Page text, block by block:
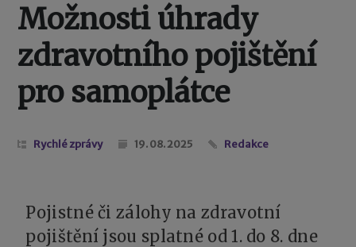
Možnosti úhrady
zdravotního pojištění
pro samoplátce
Rychlé zprávy 19. 08. 2025 Redakce
Pojistné či zálohy na zdravotní
pojištění jsou splatné od 1. do 8. dne